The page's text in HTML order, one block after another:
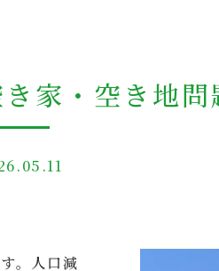
家・空き地
。人口減